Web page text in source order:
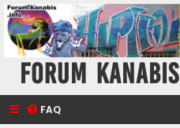
Forum Kanabis
FAQ